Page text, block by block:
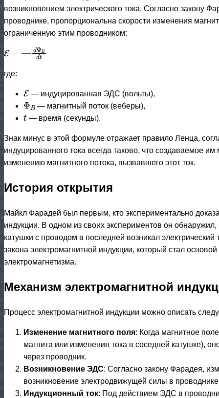
возникновением электрического тока. Согласно закону
проводнике, пропорциональна скорости изменения
ограниченную этим проводником:
E
d
где:
E
— индуцированная ЭДС (вольты),
Φ
— магнитный поток (веберы),
t
— время (секунды).
Знак минус в этой формуле отражает правило Ленца,
индуцированного тока всегда таково, что создаваемое
изменению магнитного потока, вызвавшего этот ток.
История открытия
Майкл Фарадей был первым, кто экспериментально
индукции. В одном из своих экспериментов он
катушки с проводом в последней возникал
закона электромагнитной индукции, который стал
электромагнетизма.
Механизм электромагнитной
Процесс электромагнитной индукции можно описать
Изменение магнитного поля: Когда магнитное
магнита или изменения тока в соседней катушке),
через проводник.
Возникновение ЭДС: Согласно закону Фарадея,
возникновение электродвижущей силы в
Индукционный ток: Под действием ЭДС в